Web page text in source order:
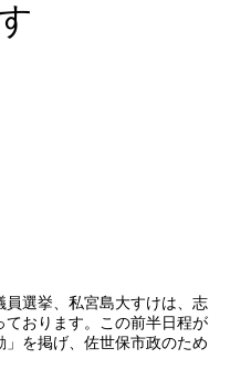
員選挙、私宮島大すけは、志
おります。この前半日程が
を掲げ、佐世保市政のため